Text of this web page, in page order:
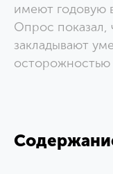
имеют годовую
Опрос показал,
закладывают
осторожностью